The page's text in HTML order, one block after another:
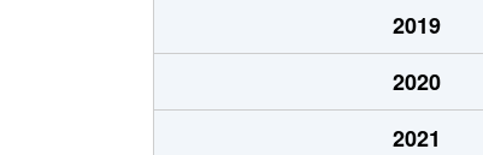
2,400万円
2,200万円
830万円
2019
2020
2021